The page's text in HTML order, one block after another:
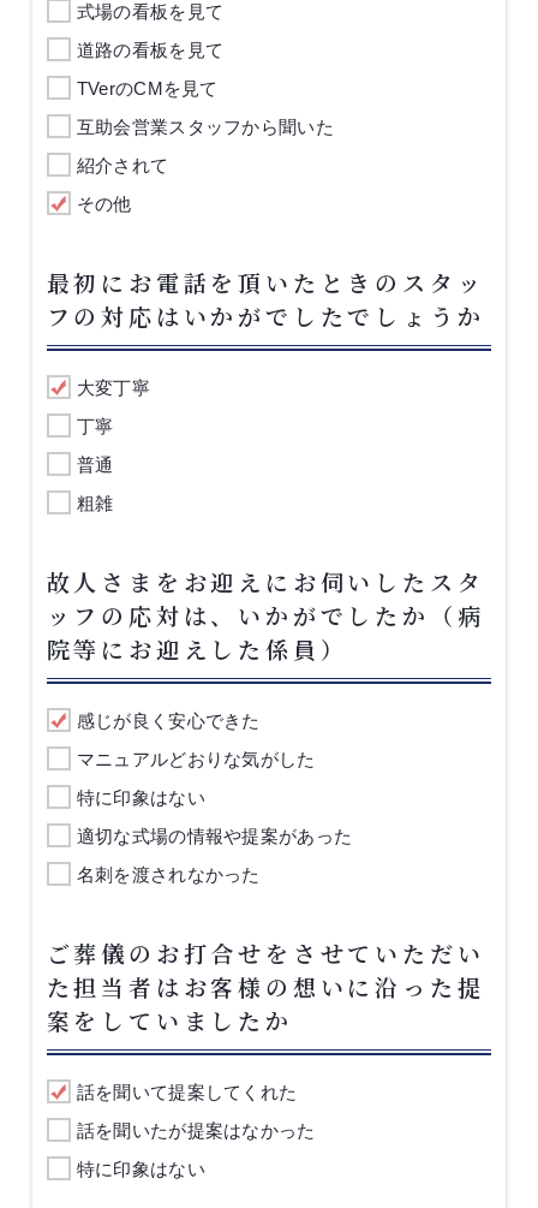
式場の看板を見て
道路の看板を見て
TVerのCMを見て
互助会営業スタッフから聞いた
紹介されて
その他
最初にお電話を頂いたときのスタッ
フの対応はいかがでしたでしょうか
大変丁寧
丁寧
普通
粗雑
故人さまをお迎えにお伺いしたスタ
ッフの応対は、いかがでしたか（病
院等にお迎えした係員）
感じが良く安心できた
マニュアルどおりな気がした
特に印象はない
適切な式場の情報や提案があった
名刺を渡されなかった
ご葬儀のお打合せをさせていただい
た担当者はお客様の想いに沿った提
案をしていましたか
話を聞いて提案してくれた
話を聞いたが提案はなかった
特に印象はない